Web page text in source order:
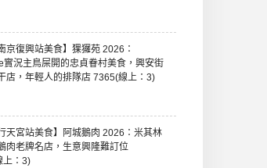
京復興站美食】猓玀苑 2026：
實況主鳥屎開的忠貞眷村美食，興安街
店，年輕人的排隊店 7365(線上：3)
天宮站美食】阿城鵝肉 2026：米其林
肉老牌名店，生意興隆難訂位
上：3)